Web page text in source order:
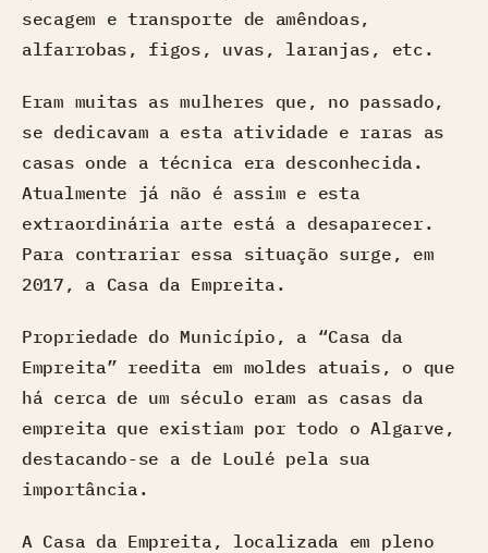
secagem e transporte de amêndoas,
alfarrobas, figos, uvas, laranjas, etc.
Eram muitas as mulheres que, no passado,
se dedicavam a esta atividade e raras as
casas onde a técnica era desconhecida.
Atualmente já não é assim e esta
extraordinária arte está a desaparecer.
Para contrariar essa situação surge, em
2017, a Casa da Empreita.
Propriedade do Município, a “Casa da
Empreita” reedita em moldes atuais, o que
há cerca de um século eram as casas da
empreita que existiam por todo o Algarve,
destacando-se a de Loulé pela sua
importância.
A Casa da Empreita, localizada em pleno